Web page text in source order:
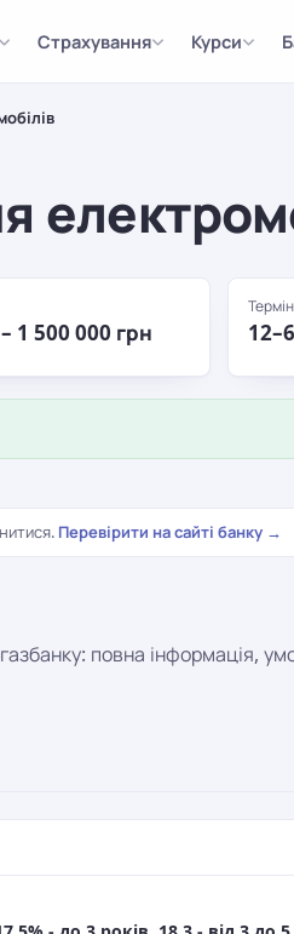
Страхування Курси
1 500 000 грн
Термін
Перевірити на сайті банку →
повна інформація,